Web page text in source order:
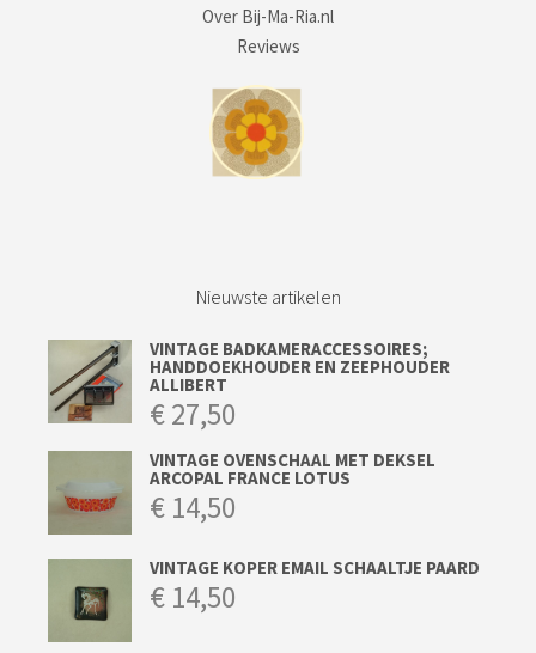
Over Bij-Ma-Ria.nl
Reviews
Nieuwste artikelen
VINTAGE BADKAMERACCESSOIRES;
HANDDOEKHOUDER EN ZEEPHOUDER
ALLIBERT
€27,50
VINTAGE OVENSCHAAL MET DEKSEL
ARCOPAL FRANCE LOTUS
€ 14,50
VINTAGE KOPER EMAIL SCHAALTJE PAARD
€ 14,50